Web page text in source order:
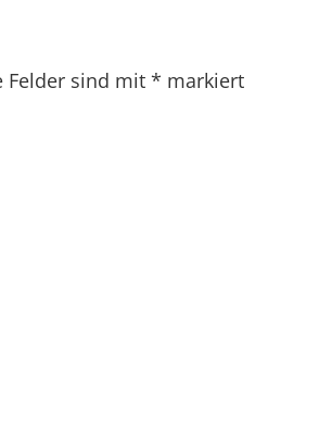
Felder sind mit * markiert